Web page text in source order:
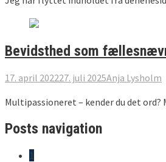
Bevidsthed som
17. april 202227. juli 2025Anja Lysholm
Multipassioneret – kender du det
Posts navigation
1